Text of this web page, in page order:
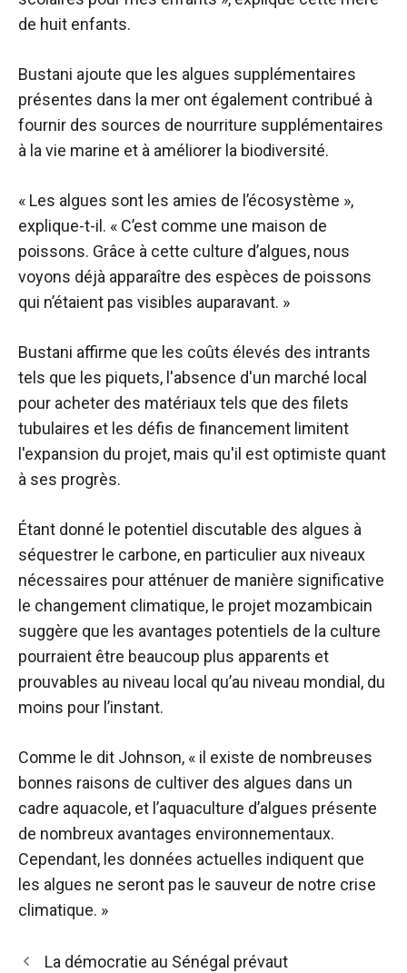
de huit enfants.
Bustani ajoute que les algues supplémentaires
présentes dans la mer ont également contribué à
fournir des sources de nourriture supplémentaires
à la vie marine et à améliorer la biodiversité.
« Les algues sont les amies de l’écosystème »,
explique-t-il. « C’est comme une maison de
poissons. Grâce à cette culture d’algues, nous
voyons déjà apparaître des espèces de poissons
qui n’étaient pas visibles auparavant. »
Bustani affirme que les coûts élevés des intrants
tels que les piquets, l'absence d'un marché local
pour acheter des matériaux tels que des filets
tubulaires et les défis de financement limitent
l'expansion du projet, mais qu'il est optimiste quant
à ses progrès.
Étant donné le potentiel discutable des algues à
séquestrer le carbone, en particulier aux niveaux
nécessaires pour atténuer de manière significative
le changement climatique, le projet mozambicain
suggère que les avantages potentiels de la culture
pourraient être beaucoup plus apparents et
prouvables au niveau local qu’au niveau mondial, du
moins pour l’instant.
Comme le dit Johnson, « il existe de nombreuses
bonnes raisons de cultiver des algues dans un
cadre aquacole, et l’aquaculture d’algues présente
de nombreux avantages environnementaux.
Cependant, les données actuelles indiquent que
les algues ne seront pas le sauveur de notre crise
climatique. »
Navigation
La démocratie au Sénégal prévaut